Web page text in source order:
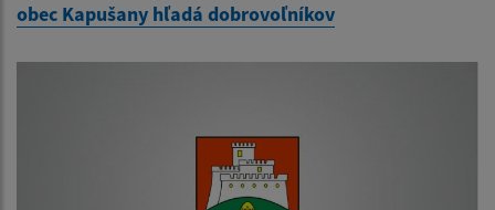
obec Kapušany hľadá dobrovoľníkov